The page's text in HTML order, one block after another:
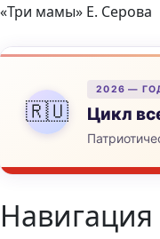
«Три мамы» Е. Серова
🇷🇺
2026 —
Цикл